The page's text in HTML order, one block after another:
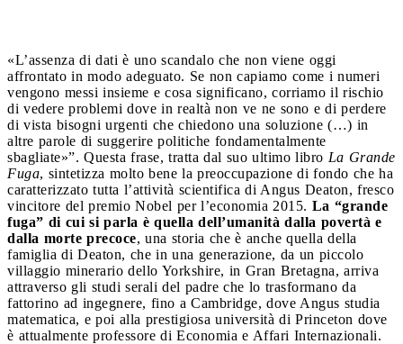
«L’assenza di dati è uno scandalo che non viene oggi
affrontato in modo adeguato. Se non capiamo come i numeri
vengono messi insieme e cosa significano, corriamo il rischio
di vedere problemi dove in realtà non ve ne sono e di perdere
di vista bisogni urgenti che chiedono una soluzione (…) in
altre parole di suggerire politiche fondamentalmente
sbagliate»”. Questa frase, tratta dal suo ultimo libro La Grande
Fuga, sintetizza molto bene la preoccupazione di fondo che ha
caratterizzato tutta l’attività scientifica di Angus Deaton, fresco
vincitore del premio Nobel per l’economia 2015. La “grande
fuga” di cui si parla è quella dell’umanità dalla povertà e
dalla morte precoce, una storia che è anche quella della
famiglia di Deaton, che in una generazione, da un piccolo
villaggio minerario dello Yorkshire, in Gran Bretagna, arriva
attraverso gli studi serali del padre che lo trasformano da
fattorino ad ingegnere, fino a Cambridge, dove Angus studia
matematica, e poi alla prestigiosa università di Princeton dove
è attualmente professore di Economia e Affari Internazionali.